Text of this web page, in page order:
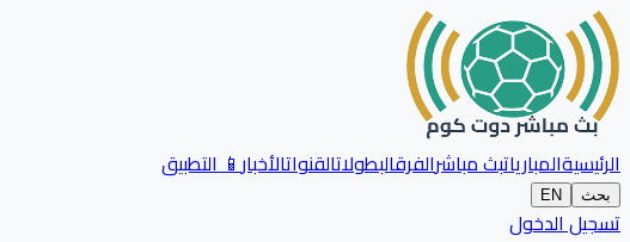
الرئيسيةالمبارياتبث مباشرالفرقالبطولاتالقنواتالأخبار📱 التطبيق
بحث EN
تسجيل الدخول